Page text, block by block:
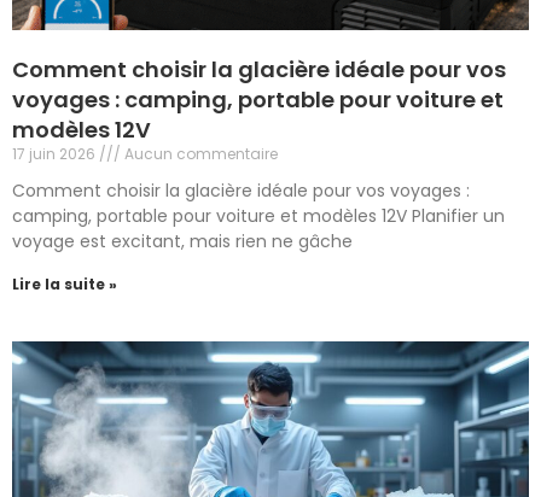
Comment choisir la glacière idéale pour vos
voyages : camping, portable pour voiture et
modèles 12V
17 juin 2026 Aucun commentaire
Comment choisir la glacière idéale pour vos voyages :
camping, portable pour voiture et modèles 12V Planifier un
voyage est excitant, mais rien ne gâche
Lire la suite »